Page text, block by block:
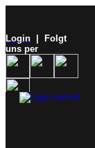
Login
| Folgt
uns per